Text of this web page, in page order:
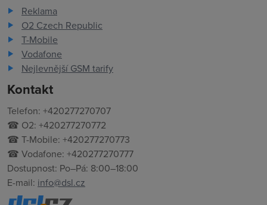
Reklama
O2 Czech Republic
T-Mobile
Vodafone
Nejlevnější GSM tarify
Kontakt
Telefon: +420277270707
☎ O2: +420277270772
☎ T-Mobile: +420277270773
☎ Vodafone: +420277270777
Dostupnost: Po–Pá: 8:00–18:00
E-mail: info@dsl.cz